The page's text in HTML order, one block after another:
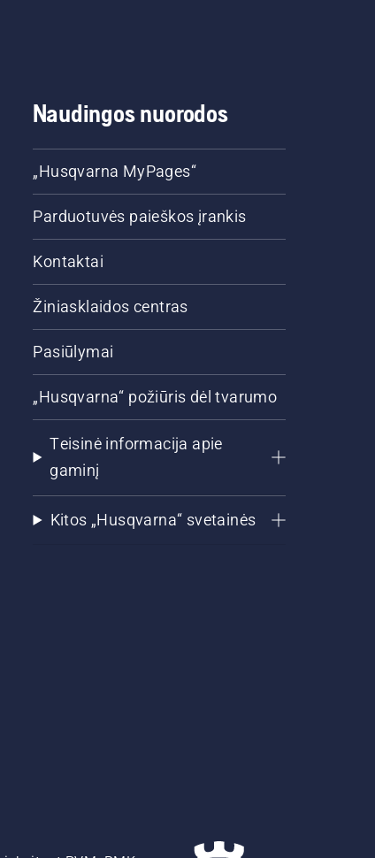
Naudingos nuorodos
„Husqvarna MyPages“
Parduotuvės paieškos įrankis
Kontaktai
Žiniasklaidos centras
Pasiūlymai
„Husqvarna“ požiūris dėl tvarumo
Teisinė informacija apie
gaminį
Kitos „Husqvarna“ svetainės